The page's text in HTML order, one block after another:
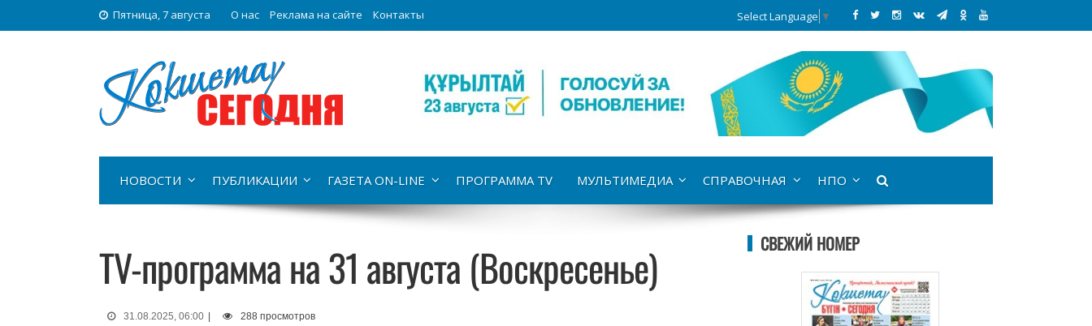
Пятница, 7 августа О нас Реклама на сайте Контакты Select Language ▼
НОВОСТИ ПУБЛИКАЦИИ ГАЗЕТА ON-LINE ПРОГРАММА TV МУЛЬТИМЕДИА СПРАВОЧНАЯ НПО
TV-программа на 31 августа (Воскресенье)
31.08.2025, 06:00 | 288 просмотров
СВЕЖИЙ НОМЕР